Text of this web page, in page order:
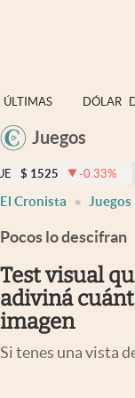
ÚLTIMAS
NOTICIAS
DÓLAR
Juegos
Dólar
Members
Economía y Política
Finanzas y Mercados
Mercados Online
Negocios
Columnistas
-0.33%
El Cronista Juegos
Pocos lo descifran
Test visual
adiviná
imagen
Si tenes una vista